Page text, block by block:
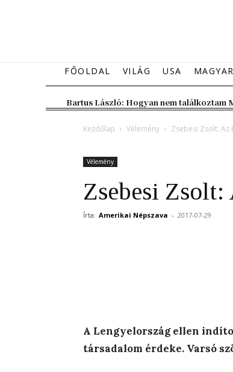
FŐOLDAL VILÁG USA
Bartus László: Hogyan nem találkoztam
Kezdőlap Vélemény Zsebesi Zsolt: Az
Vélemény
Zsebesi
Írta: Amerikai Népszava - 2017-07-29
A Lengyelország ellen
társadalom érdeke. Varsó